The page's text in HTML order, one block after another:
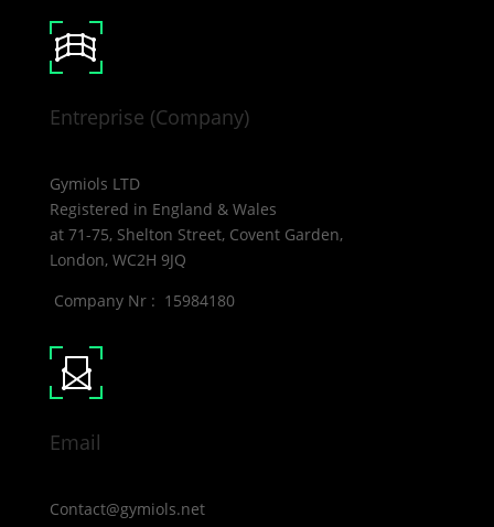
Entreprise (Company)
Gymiols LTD
Registered in England & Wales
at 71-75, Shelton Street, Covent Garden,
London, WC2H 9JQ
Company Nr : 15984180
Email
Contact@gymiols.net